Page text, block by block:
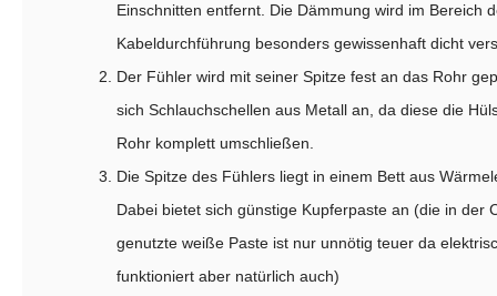
Einschnitten entfernt. Die Dämmung wird im Bereich
Kabeldurchführung besonders gewissenhaft dicht
Der Fühler wird mit seiner Spitze fest an das Rohr
sich Schlauchschellen aus Metall an, da diese die
Rohr komplett umschließen.
Die Spitze des Fühlers liegt in einem Bett aus
Dabei bietet sich günstige Kupferpaste an (die in der
genutzte weiße Paste ist nur unnötig teuer da
funktioniert aber natürlich auch)